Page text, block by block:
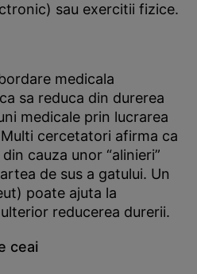
sau exercitii fizice.
medicala
sa reduca din durerea
medicale prin lucrarea
cercetatori afirma ca
cauza unor “alinieri”
de sus a gatului. Un
poate ajuta la
reducerea durerii.
ceai